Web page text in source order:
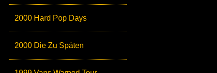
2000 Hard Pop Days
2000 Die Zu Späten